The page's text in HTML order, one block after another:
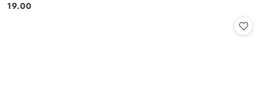
Cena:
19.00